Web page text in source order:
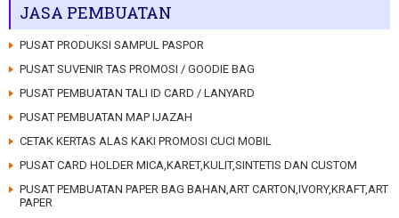
JASA PEMBUATAN
PUSAT PRODUKSI SAMPUL PASPOR
PUSAT SUVENIR TAS PROMOSI / GOODIE BAG
PUSAT PEMBUATAN TALI ID CARD / LANYARD
PUSAT PEMBUATAN MAP IJAZAH
CETAK KERTAS ALAS KAKI PROMOSI CUCI MOBIL
PUSAT CARD HOLDER MICA,KARET,KULIT,SINTETIS DAN CUSTOM
PUSAT PEMBUATAN PAPER BAG BAHAN,ART CARTON,IVORY,KRAFT,ART
PAPER